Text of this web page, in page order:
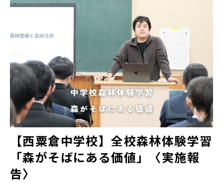
【西粟倉中学校】全校森林体験学習
「森がそばにある価値」〈実施報
告〉